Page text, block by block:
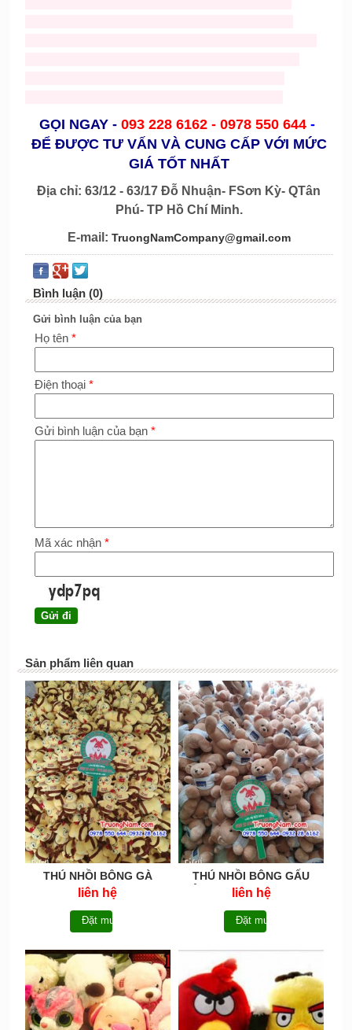
GỌI NGAY - 093 228 6162 - 0978 550 644-
ĐỂ ĐƯỢC TƯ VẤN VÀ CUNG CẤP VỚI MỨC
GIÁ TỐT NHẤT
Địa chỉ: 63/12 - 63/17 Đỗ Nhuận- FSơn Kỳ- QTân
Phú- TP Hồ Chí Minh.
E-mail: TruongNamCompany@gmail.com
Bình luận (0)
Gửi bình luận của bạn
Họ tên *
Điện thoại *
Gửi bình luận của bạn *
Mã xác nhận *
Sản phẩm liên quan
THÚ NHỒI BÔNG GÀ
OTOKE - TNB019
liên hệ
Đặt mua
THÚ NHỒI BÔNG GẤU
BÔNG IN MILK+ - TNB018
liên hệ
Đặt mua